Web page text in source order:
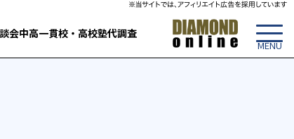
会中高一貫校・高校塾代調査